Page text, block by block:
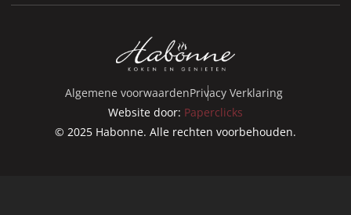
© 2025 Habonne. Alle rechten voorbehouden.
Website door: Paperclicks
Algemene voorwaardenPrivacy Verklaring